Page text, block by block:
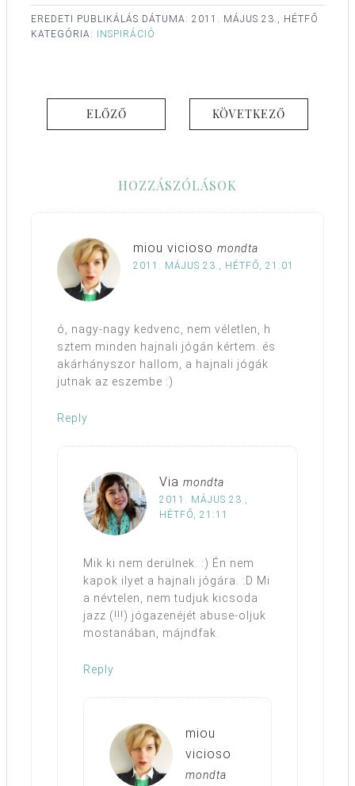
EREDETI PUBLIKÁLÁS DÁTUMA: 2011. MÁJUS 23., HÉTFŐ
KATEGÓRIA:
INSPIRÁCIÓ
ELŐZŐ KÖVETKEZŐ
HOZZÁSZÓLÁSOK
miou vicioso mondta
2011. MÁJUS 23., HÉTFŐ, 21:01
ó, nagy-nagy kedvenc, nem véletlen, h
sztem minden hajnali jógán kértem. és
akárhányszor hallom, a hajnali jógák
jutnak az eszembe :)
Reply
Via mondta
2011. MÁJUS 23.,
HÉTFŐ, 21:11
Mik ki nem derülnek. :) Én nem
kapok ilyet a hajnali jógára. :D Mi
a névtelen, nem tudjuk kicsoda
jazz (!!!) jógazenéjét abuse-oljuk
mostanában, májndfak.
Reply
miou
vicioso
mondta